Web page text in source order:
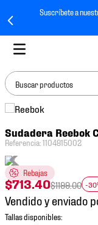
Suscríbete a
Buscar productos
Sudadera Reebok
Referencia:1104815002
Rebajas
$713.40$1199.00 -
Vendido y enviado
BUSCADOS
2.
tenis hombre
tenis
4.
jersey